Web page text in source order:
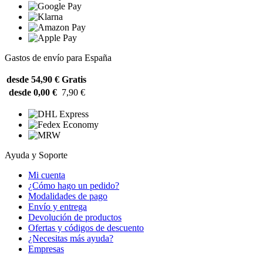
Gastos de envío para España
desde 54,90 € Gratis
desde 0,00 € 7,90 €
Ayuda y Soporte
Mi cuenta
¿Cómo hago un pedido?
Modalidades de pago
Envío y entrega
Devolución de productos
Ofertas y códigos de descuento
¿Necesitas más ayuda?
Empresas